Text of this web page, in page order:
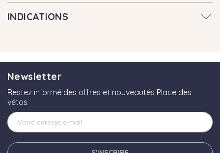
INDICATIONS
Newsletter
Restez informé des offres et nouveautés Place des
vétos